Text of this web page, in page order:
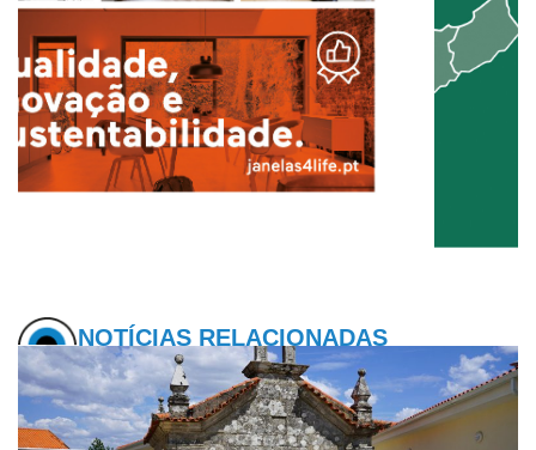
NOTÍCIAS RELACIONADAS